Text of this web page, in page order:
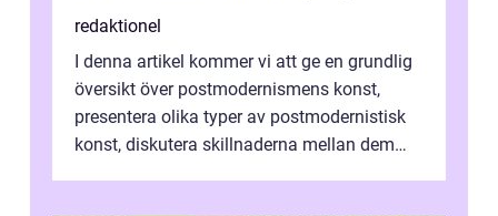
redaktionel
I denna artikel kommer vi att ge en grundlig
översikt över postmodernismens konst,
presentera olika typer av postmodernistisk
konst, diskutera skillnaderna mellan dem